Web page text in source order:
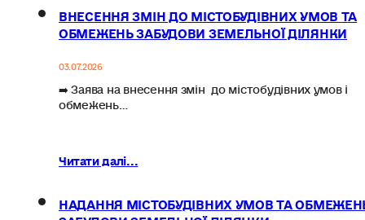
ВНЕСЕННЯ ЗМІН ДО МІСТОБУДІВНИХ УМОВ ТА
ОБМЕЖЕНЬ ЗАБУДОВИ ЗЕМЕЛЬНОЇ ДІЛЯНКИ
03.07.2026
➡️ Заява на внесення змін до містобудівних умов і
обмежень…
Читати далі...
НАДАННЯ МІСТОБУДІВНИХ УМОВ ТА